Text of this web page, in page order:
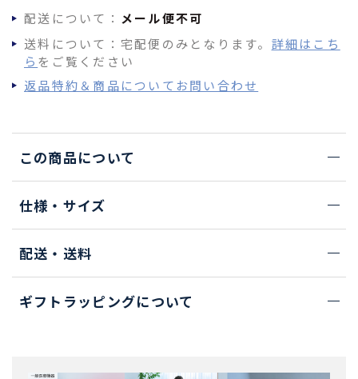
配送について： メール便不可
送料について：宅配便のみとなります。 詳細はこち
ら をご覧ください
返品特約＆商品についてお問い合わせ
この商品について
仕様・サイズ
配送・送料
ギフトラッピングについて